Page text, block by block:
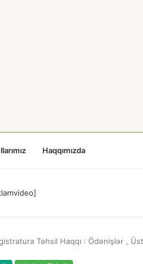
Haqqımızda
Təhsil Haqqı : Ödənişlər ,